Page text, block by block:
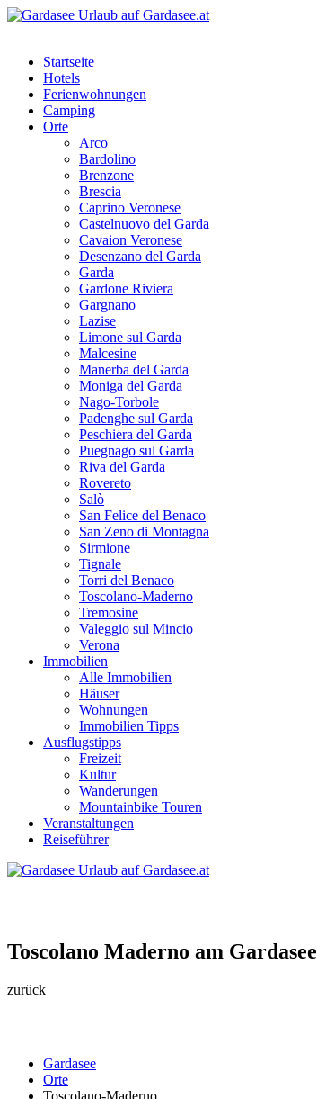
Startseite
Hotels
Ferienwohnungen
Camping
Orte
Arco
Bardolino
Brenzone
Brescia
Caprino Veronese
Castelnuovo del Garda
Cavaion Veronese
Desenzano del Garda
Garda
Gardone Riviera
Gargnano
Lazise
Limone sul Garda
Malcesine
Manerba del Garda
Moniga del Garda
Nago-Torbole
Padenghe sul Garda
Peschiera del Garda
Puegnago sul Garda
Riva del Garda
Rovereto
Salò
San Felice del Benaco
San Zeno di Montagna
Sirmione
Tignale
Torri del Benaco
Toscolano-Maderno
Tremosine
Valeggio sul Mincio
Verona
Immobilien
Alle Immobilien
Häuser
Wohnungen
Immobilien Tipps
Ausflugstipps
Freizeit
Kultur
Wanderungen
Mountainbike Touren
Veranstaltungen
Reiseführer
Toscolano Maderno am Gardasee
zurück
Gardasee
Orte
Toscolano-Maderno